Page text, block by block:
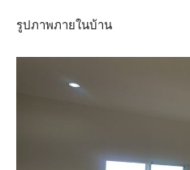
รูปภาพภายในบ้าน